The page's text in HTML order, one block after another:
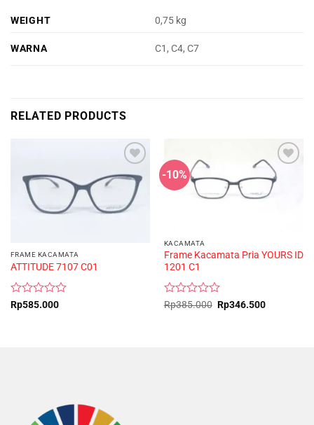
WEIGHT 0,75 kg
WARNA C1, C4, C7
RELATED PRODUCTS
FRAME KACAMATA
ATTITUDE 7107 C01
Rated
Rp585.000
-10%
KACAMATA
Frame Kacamata Pria YOURS ID
1201 C1
Rated
Rp385.000 Original
price
Rp346.500Current